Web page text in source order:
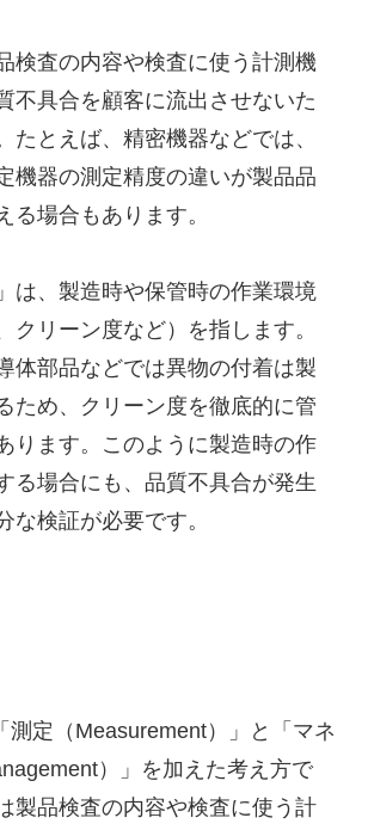
検査の内容や検査に使う計測機
不具合を顧客に流出させないた
たとえば、精密機器などでは、
機器の測定精度の違いが製品品
る場合もあります。
は、製造時や保管時の作業環境
クリーン度など）を指します。
体部品などでは異物の付着は製
ため、クリーン度を徹底的に管
ります。このように製造時の作
る場合にも、品質不具合が発生
な検証が必要です。
測定（Measurement）」と「マネ
）」を加えた考え方で
製品検査の内容や検査に使う計